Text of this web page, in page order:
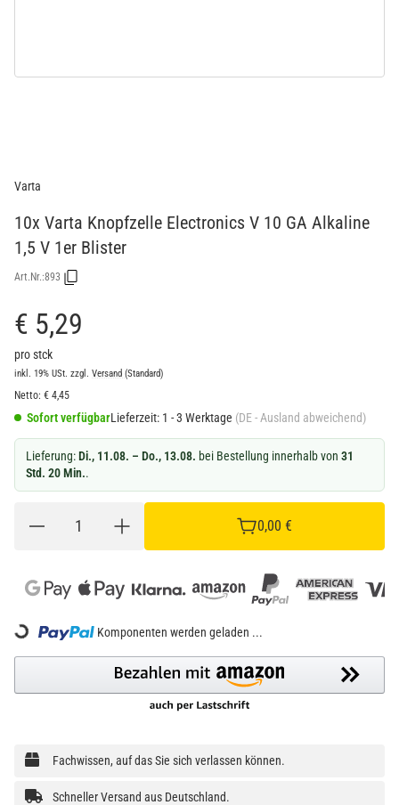
Varta
10x Varta Knopfzelle Electronics V 10 GA Alkaline
1,5 V 1er Blister
Art.Nr.:893
€ 5,29
pro stck
inkl. 19% USt. zzgl. Versand (Standard)
Netto: € 4,45
Sofort verfügbarLieferzeit: 1 - 3 Werktage (DE - Ausland abweichend)
Lieferung:Di., 11.08. – Do., 13.08. bei Bestellung innerhalb von 31
Std. 20 Min..
0,00 €
Komponenten werden geladen ...
Fachwissen, auf das Sie sich verlassen können.
Schneller Versand aus Deutschland.